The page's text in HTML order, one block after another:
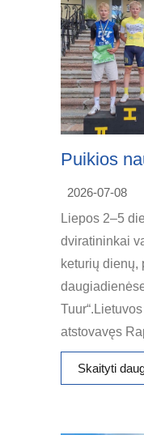
Puikios
2026-07-08
Liepos 2–5
dviratininkai
keturių dienų,
atstovavęs
Skaityti